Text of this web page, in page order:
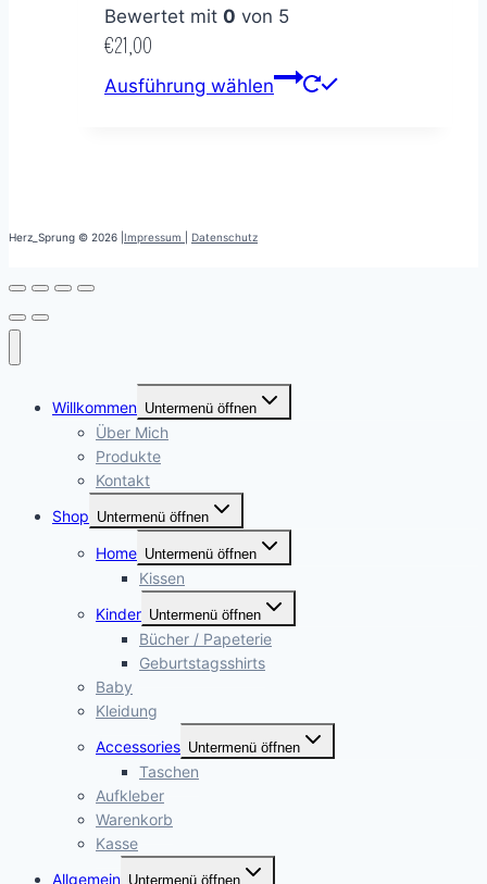
Bewertet mit 0 von 5
€21,00
Ausführung wählen
Herz_Sprung © 2026 | Impressum Datenschutz
Willkommen Untermenü öffnen
Über Mich
Produkte
Kontakt
Shop Untermenü öffnen
Home Untermenü öffnen
Kissen
Kinder Untermenü öffnen
Bücher / Papeterie
Geburtstagsshirts
Baby
Kleidung
Accessories Untermenü öffnen
Taschen
Aufkleber
Warenkorb
Kasse
Allgemein Untermenü öffnen